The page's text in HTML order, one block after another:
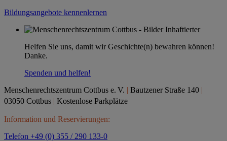
Bildungsangebote kennenlernen
Helfen Sie uns, damit wir Geschichte(n) bewahren können!
Danke.
Spenden und helfen!
Menschenrechtszentrum Cottbus e. V. | Bautzener Straße 140 |
03050 Cottbus | Kostenlose Parkplätze
Information und Reservierungen:
Telefon +49 (0) 355 / 290 133-0